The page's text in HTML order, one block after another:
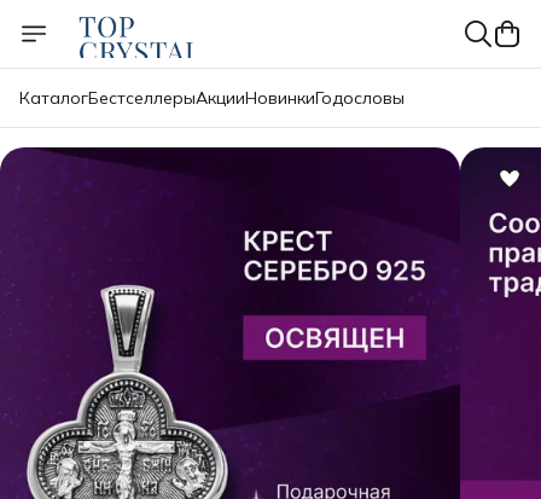
КаталогБестселлерыАкцииНовинкиГодословы